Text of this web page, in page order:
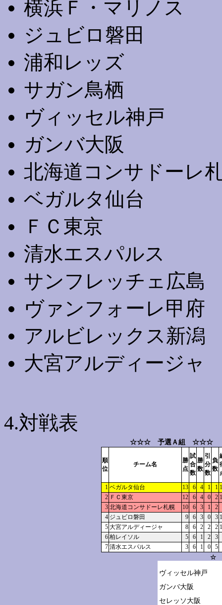
横浜Ｆ・マリノス
ジュビロ磐田
浦和レッズ
サガン鳥栖
ヴィッセル神戸
ガンバ大阪
北海道コンサドーレ
ベガルタ仙台
ＦＣ東京
清水エスパルス
サンフレッチェ広島
ヴァンフォーレ甲府
アルビレックス新潟
大宮アルディージャ
4.対戦表
☆☆☆ 予選Ａ組 ☆☆☆
順
位
チーム名
勝
点
試
合
数
勝
数
引
分
数
負
数
1 ベガルタ仙台 13 6 4 1 1
2 ＦＣ東京 12 6 4 0 2
3 北海道コンサドーレ札幌 10 6 3 1
2
4 ジュビロ磐田 9 6 3 0 3
5 大宮アルディージャ 8 6 2 2 2
6 柏レイソル 5 6 1 2
3
7 清水エスパルス 3 6 1 0
5
☆
ヴィッセル神戸
ガンバ大阪
セレッソ大阪